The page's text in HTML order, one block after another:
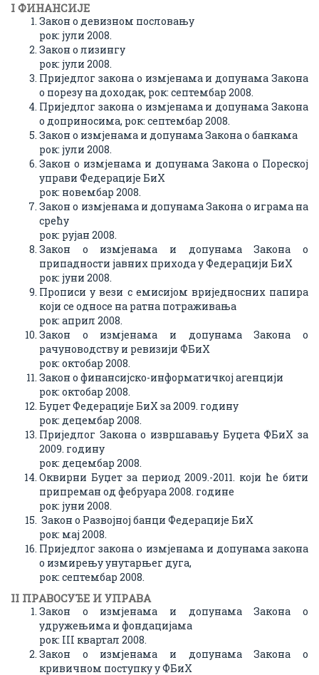
I ФИНAНСИЈЕ
Закон о девизном пословању
рок: јули 2008.
Закон о лизингу
рок: јули 2008.
Приједлог закона о измјенама и допунама Закона
о порезу на доходак, рок: септембар 2008.
Приједлог закона о измјенама и допунама Закона
о доприносима, рок: септембар 2008.
Закон о измјенама и допунама Закона о банкама
рок: јули 2008.
Закон о измјенама и допунама Закона о Пореској
управи Федерације БиХ
рок: новембар 2008.
Закон о измјенама и допунама Закона о играма на
срећу
рок: рујан 2008.
Закон о измјенама и допунама Закона о
припадности јавних прихода у Федерацији БиХ
рок: јуни 2008.
Прописи у вези с емисијом вриједносних папира
који се односе на ратна потраживања
рок: април 2008.
Закон о измјенама и допунама Закона о
рачуноводству и ревизији ФБиХ
рок: октобар 2008.
Закон о финансијско-информатичкој агенцији
рок: октобар 2008.
Буџет Федерације БиХ за 2009. годину
рок: децембар 2008.
Приједлог Закона о извршавању Буџета ФБиХ за
2009. годину
рок: децембар 2008.
Оквирни Буџет за период 2009.-2011. који ће бити
припреман од фебруара 2008. године
рок: јуни 2008.
Закон о Развојној банци Федерације БиХ
рок: мај 2008.
Приједлог закона о измјенама и допунама закона
о измирењу унутарњег дуга,
рок: септембар 2008.
II ПРAВОСУЂЕ И УПРAВA
Закон о измјенама и допунама Закона о
удружењима и фондацијама
рок: III квартал 2008.
Закон о измјенама и допунама Закона о
кривичном поступку у ФБиХ